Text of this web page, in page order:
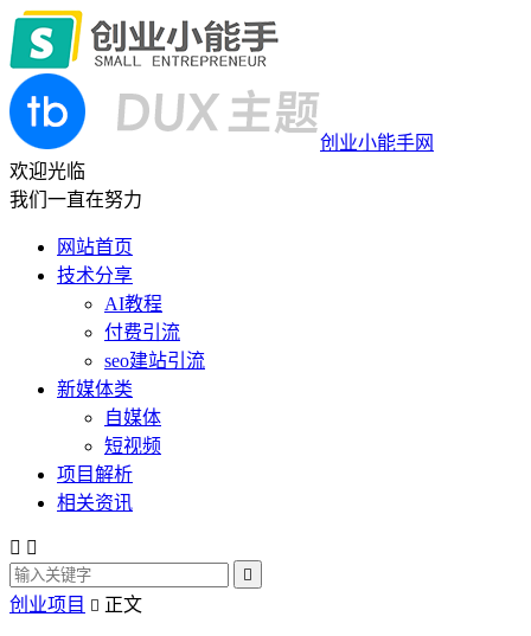
创业小能手网
欢迎光临
我们一直在努力
网站首页
技术分享
AI教程
付费引流
seo建站引流
新媒体类
自媒体
短视频
项目解析
相关资讯
 

创业项目  正文